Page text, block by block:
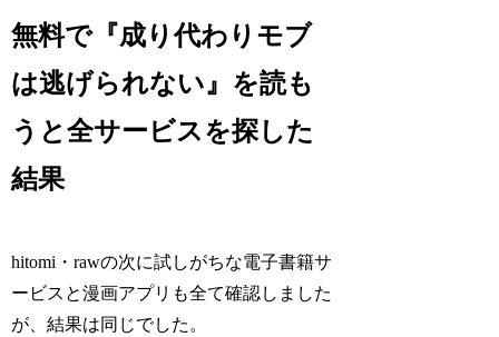
無料で『成り代わりモブ
は逃げられない』を読も
うと全サービスを探した
結果
hitomi・rawの次に試しがちな電子書籍サ
ービスと漫画アプリも全て確認しました
が、結果は同じでした。